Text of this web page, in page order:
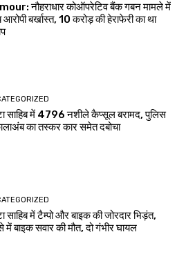
नौहराधार कोऑपरेटिव बैंक गबन मामले में
बर्खास्त, 10 करोड़ की हेराफेरी का था
साहिब में 4796 नशीले कैप्सूल बरामद, पुलिस
का तस्कर कार समेत दबोचा
साहिब में टैम्पो और बाइक की जोरदार भिड़ंत,
में बाइक सवार की मौत, दो गंभीर घायल